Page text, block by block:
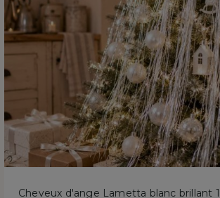
Cheveux d'ange Lametta blanc brillant